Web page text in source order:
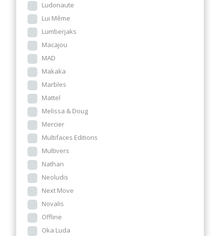
Ludonaute
Lui Même
Lumberjaks
Macajou
MAD
Makaka
Marbles
Mattel
Melissa & Doug
Mercier
Multifaces Editions
Multivers
Nathan
Neoludis
Next Move
Novalis
Offline
Oka Luda